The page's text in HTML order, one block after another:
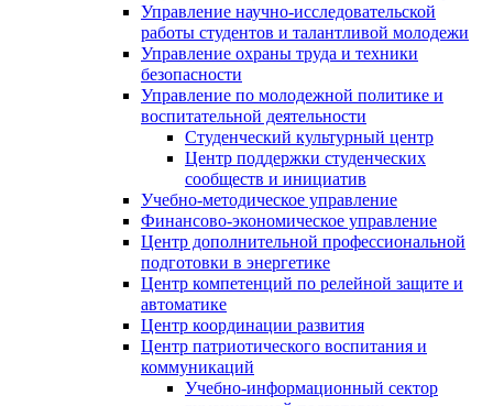
Управление научно-исследовательской
работы студентов и талантливой молодежи
Управление охраны труда и техники
безопасности
Управление по молодежной политике и
воспитательной деятельности
Студенческий культурный центр
Центр поддержки студенческих
сообществ и инициатив
Учебно-методическое управление
Финансово-экономическое управление
Центр дополнительной профессиональной
подготовки в энергетике
Центр компетенций по релейной защите и
автоматике
Центр координации развития
Центр патриотического воспитания и
коммуникаций
Учебно-информационный сектор